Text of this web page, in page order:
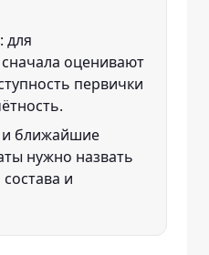
для
оценивают
первички
и ближайшие
нужно назвать
и